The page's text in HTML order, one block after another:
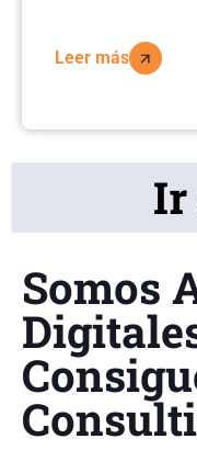
Leer más
Ir
Somos